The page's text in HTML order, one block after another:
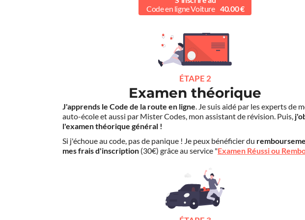
Code en ligne Voiture 40.00 €
ÉTAPE 2
Examen théorique
J'apprends le Code de la route en ligne. Je suis aidé par les experts de
auto-école et aussi par Mister Codes, mon assistant de révision. Puis,
l'examen théorique général !
Si j'échoue au code, pas de panique ! Je peux bénéficier du
mes frais d'inscription (30€) grâce au service "Examen Réussi ou